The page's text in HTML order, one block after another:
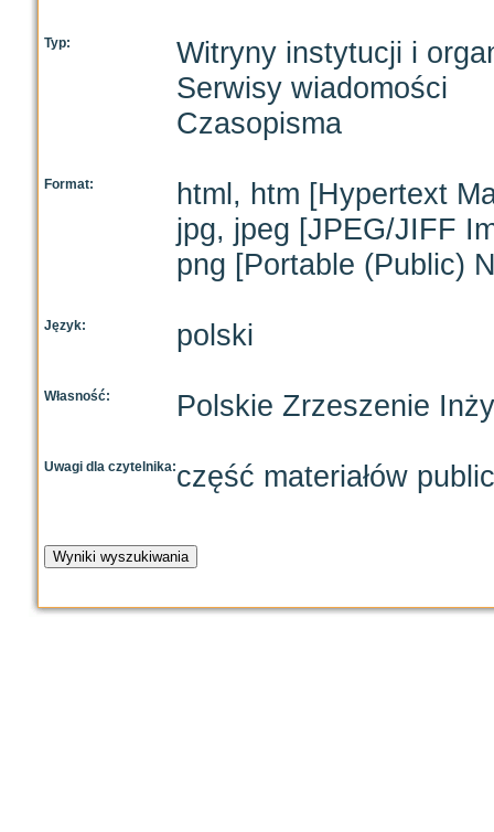
Typ:
Witryny instytucji i
Serwisy wiadomości
Czasopisma
Format:
html, htm [Hypertext
jpg, jpeg [JPEG/JIFF
png [Portable (Public)
Język: polski
Własność: Polskie Zrzeszenie
Uwagi dla czytelnika:część materiałów